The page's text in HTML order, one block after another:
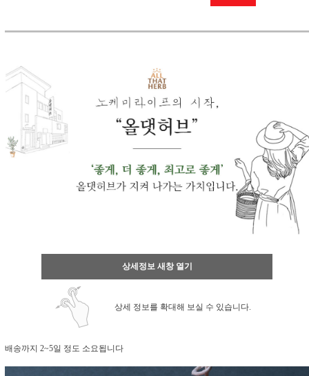
상세정보 새창 열기
상세 정보를 확대해 보실 수 있습니다.
배송까지 2~5일 정도 소요됩니다